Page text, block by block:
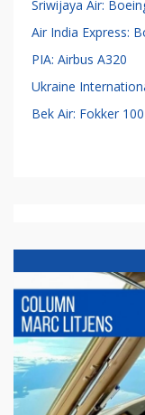
Sriwijaya Air:
Air India Express:
PIA: Airbus A320
Ukraine
Bek Air: Fokker 100